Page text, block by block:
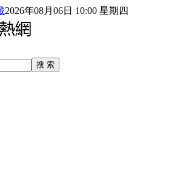
2026年08月06日 10:00 星期四
搜 索